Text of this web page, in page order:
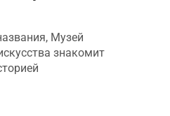
сочетание
в том, что
все это на
когда стираются
и
Музей
знакомит
в Европе.